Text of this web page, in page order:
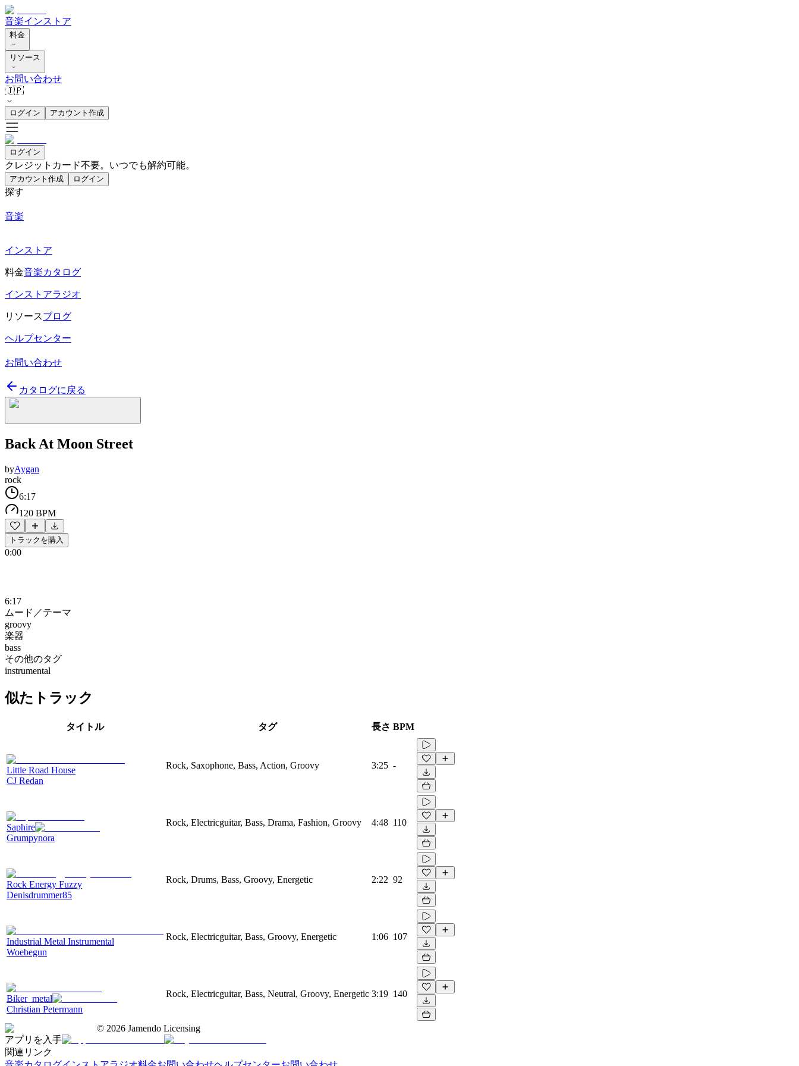
音楽インストア
料金
リソース
お問い合わせ
🇯🇵
ログイン アカウント作成
ログイン
クレジットカード不要。いつでも解約可能。
アカウント作成 ログイン
探す
音楽
インストア
料金音楽カタログ
インストアラジオ
リソースブログ
ヘルプセンター
お問い合わせ
カタログに戻る
Back At Moon Street
byAygan
rock
6:17
120 BPM
トラックを購入
0:00
6:17
ムード／テーマ
groovy
楽器
bass
その他のタグ
instrumental
似たトラック
タイトル タグ 長さ BPM
Little Road House
CJ Redan
Rock, Saxophone, Bass, Action, Groovy 3:25 -
Saphire
Grumpynora
Rock, Electricguitar, Bass, Drama, Fashion, Groovy 4:48 110
Rock Energy Fuzzy
Denisdrummer85
Rock, Drums, Bass, Groovy, Energetic 2:22 92
Industrial Metal Instrumental
Woebegun
Rock, Electricguitar, Bass, Groovy, Energetic 1:06 107
Biker_metal
Christian Petermann
Rock, Electricguitar, Bass, Neutral, Groovy, Energetic 3:19 140
© 2026 Jamendo Licensing
アプリを入手
関連リンク